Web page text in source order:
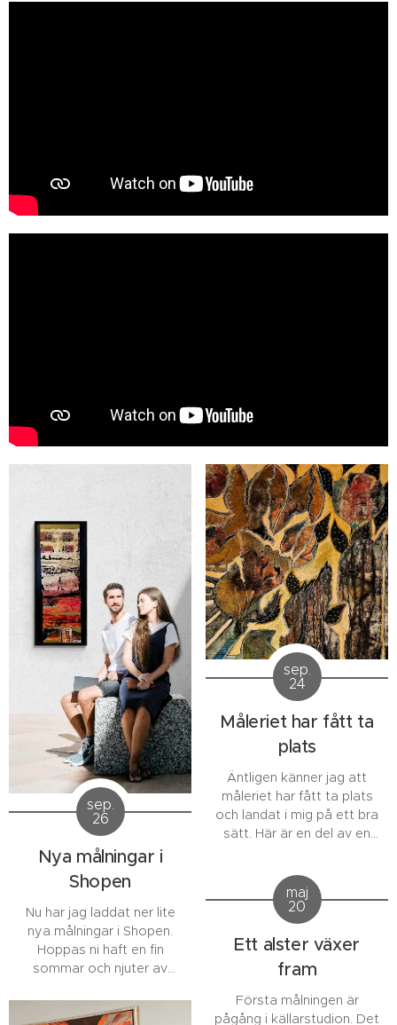
sep.
26
Nya målningar i
Shopen
Nu har jag laddat ner lite
nya målningar i Shopen.
Hoppas ni haft en fin
sommar och njuter av
smyger sig in. Jag har varit
sep.
24
Måleriet har fått ta
plats
Äntligen känner jag att
måleriet har fått ta plats
och landat i mig på ett bra
sätt. Här är en del av en
hela målningen lägger jag
ut på Shopen när den är
inramad/ Hur mår vi i dag?
Kram LailaKArt
maj
20
Ett alster växer
fram
Första målningen är
pågång i källarstudion. Det